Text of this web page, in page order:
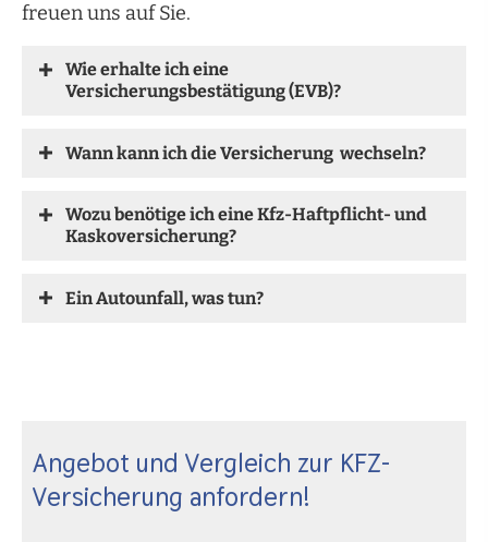
freuen uns auf Sie.
Wie erhalte ich eine
Versicherungsbestätigung (EVB)?
Wann kann ich die Versicherung wechseln?
Wozu benötige ich eine Kfz-Haft­pflicht- und
Kaskoversicherung?
Ein Autounfall, was tun?
Angebot und Vergleich zur KFZ-
Versicherung anfordern!